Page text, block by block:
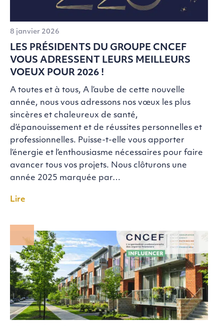
8 janvier 2026
LES PRÉSIDENTS DU GROUPE CNCEF
VOUS ADRESSENT LEURS MEILLEURS
VOEUX POUR 2026 !
A toutes et à tous, A l’aube de cette nouvelle
année, nous vous adressons nos vœux les plus
sincères et chaleureux de santé,
d’épanouissement et de réussites personnelles et
professionnelles. Puisse-t-elle vous apporter
l’énergie et l’enthousiasme nécessaires pour faire
avancer tous vos projets. Nous clôturons une
année 2025 marquée par…
Lire